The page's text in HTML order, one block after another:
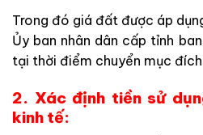
Trong đó giá đất được áp
Ủy ban nhân dân cấp tỉnh
tại thời điểm chuyển mục
2. Xác định tiền sử
kinh tế: